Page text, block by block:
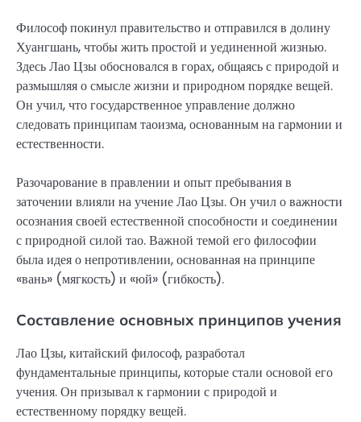
Философ покинул правительство и отправился в долину
Хуангшань, чтобы жить простой и уединенной жизнью.
Здесь Лао Цзы обосновался в горах, общаясь с природой и
размышляя о смысле жизни и природном порядке вещей.
Он учил, что государственное управление должно
следовать принципам таоизма, основанным на гармонии и
естественности.
Разочарование в правлении и опыт пребывания в
заточении влияли на учение Лао Цзы. Он учил о важности
осознания своей естественной способности и соединении
с природной силой тао. Важной темой его философии
была идея о непротивлении, основанная на принципе
«вань» (мягкость) и «юй» (гибкость).
Составление основных принципов учения
Лао Цзы, китайский философ, разработал
фундаментальные принципы, которые стали основой его
учения. Он призывал к гармонии с природой и
естественному порядку вещей.